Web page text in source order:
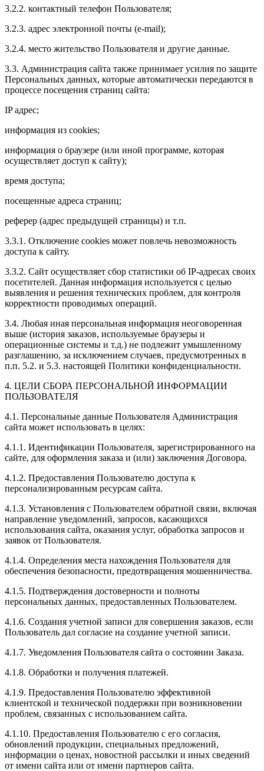
3.2.2. контактный телефон Пользователя;
3.2.3. адрес электронной почты (e-mail);
3.2.4. место жительство Пользователя и другие данные.
3.3. Администрация сайта также принимает усилия по защите
Персональных данных, которые автоматически передаются в
процессе посещения страниц сайта:
IP адрес;
информация из cookies;
информация о браузере (или иной программе, которая
осуществляет доступ к сайту);
время доступа;
посещенные адреса страниц;
реферер (адрес предыдущей страницы) и т.п.
3.3.1. Отключение cookies может повлечь невозможность
доступа к сайту.
3.3.2. Сайт осуществляет сбор статистики об IP-адресах своих
посетителей. Данная информация используется с целью
выявления и решения технических проблем, для контроля
корректности проводимых операций.
3.4. Любая иная персональная информация неоговоренная
выше (история заказов, используемые браузеры и
операционные системы и т.д.) не подлежит умышленному
разглашению, за исключением случаев, предусмотренных в
п.п. 5.2. и 5.3. настоящей Политики конфиденциальности.
4. ЦЕЛИ СБОРА ПЕРСОНАЛЬНОЙ ИНФОРМАЦИИ
ПОЛЬЗОВАТЕЛЯ
4.1. Персональные данные Пользователя Администрация
сайта может использовать в целях:
4.1.1. Идентификации Пользователя, зарегистрированного на
сайте, для оформления заказа и (или) заключения Договора.
4.1.2. Предоставления Пользователю доступа к
персонализированным ресурсам сайта.
4.1.3. Установления с Пользователем обратной связи, включая
направление уведомлений, запросов, касающихся
использования сайта, оказания услуг, обработка запросов и
заявок от Пользователя.
4.1.4. Определения места нахождения Пользователя для
обеспечения безопасности, предотвращения мошенничества.
4.1.5. Подтверждения достоверности и полноты
персональных данных, предоставленных Пользователем.
4.1.6. Создания учетной записи для совершения заказов, если
Пользователь дал согласие на создание учетной записи.
4.1.7. Уведомления Пользователя сайта о состоянии Заказа.
4.1.8. Обработки и получения платежей.
4.1.9. Предоставления Пользователю эффективной
клиентской и технической поддержки при возникновении
проблем, связанных с использованием сайта.
4.1.10. Предоставления Пользователю с его согласия,
обновлений продукции, специальных предложений,
информации о ценах, новостной рассылки и иных сведений
от имени сайта или от имени партнеров сайта.